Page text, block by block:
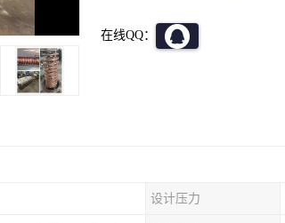
在线QQ：
设计压力